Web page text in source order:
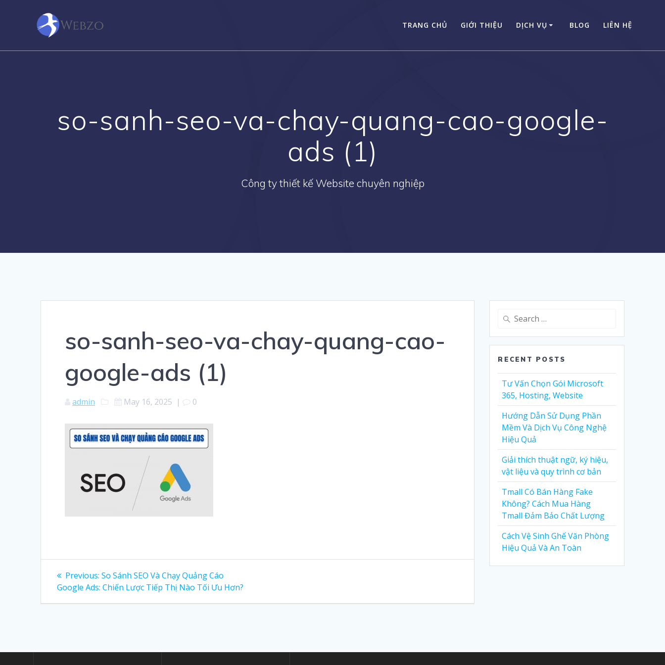
TRANG CHỦ GIỚI THIỆU DỊCH VỤ BLOG LIÊN HỆ
so-sanh-seo-va-chay-quang-cao-google-
ads (1)
Công ty thiết kế Website chuyên nghiệp
so-sanh-seo-va-chay-quang-cao-
google-ads (1)
admin May 16, 2025 | 0
Post
navigation
Previous: Previous
post:
So Sánh SEO Và Chạy Quảng Cáo
Google Ads: Chiến Lược Tiếp Thị Nào Tối Ưu Hơn?
Search
RECENT POSTS
Tư Vấn Chọn Gói Microsoft
365, Hosting, Website
Hướng Dẫn Sử Dụng Phần
Mềm Và Dịch Vụ Công Nghệ
Hiệu Quả
Giải thích thuật ngữ, ký hiệu,
vật liệu và quy trình cơ bản
Tmall Có Bán Hàng Fake
Không? Cách Mua Hàng
Tmall Đảm Bảo Chất Lượng
Cách Vệ Sinh Ghế Văn Phòng
Hiệu Quả Và An Toàn